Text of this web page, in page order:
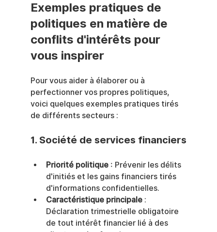
Exemples pratiques de
politiques en matière de
conflits d'intérêts pour
vous inspirer
Pour vous aider à élaborer ou à
perfectionner vos propres politiques,
voici quelques exemples pratiques tirés
de différents secteurs :
1. Société de services financiers
Priorité politique : Prévenir les délits
d'initiés et les gains financiers tirés
d'informations confidentielles.
Caractéristique principale :
Déclaration trimestrielle obligatoire
de tout intérêt financier lié à des